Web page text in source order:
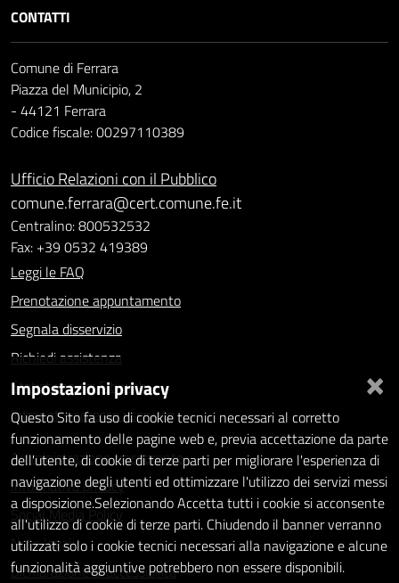
CONTATTI
Comune di Ferrara
Piazza del Municipio, 2
- 44121 Ferrara
Codice fiscale: 00297110389
Ufficio Relazioni con il Pubblico
comune.ferrara@cert.comune.fe.it
Centralino: 800532532
Fax: +39 0532 419389
Leggi le FAQ
Prenotazione appuntamento
Segnala disservizio
Richiedi assistenza
Statistiche dei Siti web
Intranet - accesso riservato
Amministrazione trasparente
Informativa privacy
Social Media Policy
Note legali
Dichiarazione di accessibilità
×
Impostazioni privacy
Questo Sito fa uso di cookie tecnici necessari al corretto
funzionamento delle pagine web e, previa accettazione da parte
dell'utente, di cookie di terze parti per migliorare l'esperienza di
navigazione degli utenti ed ottimizzare l'utilizzo dei servizi messi
a disposizione.Selezionando Accetta tutti i cookie si acconsente
all'utilizzo di cookie di terze parti. Chiudendo il banner verranno
utilizzati solo i cookie tecnici necessari alla navigazione e alcune
funzionalità aggiuntive potrebbero non essere disponibili.